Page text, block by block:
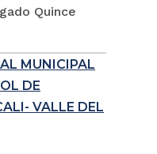
Quince
MUNICIPAL
DE
VALLE DEL